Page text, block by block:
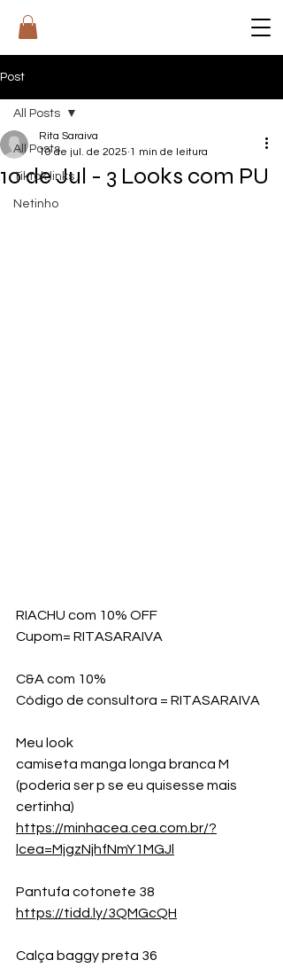
RIT
Post
All Posts
Tiktok links
Netinho
All Posts
10 de Jul - 3 Looks com PU
Rita Saraiva
10 de jul. de 2025 1 min de leitura
RIACHU com 10% OFF
Cupom= RITASARAIVA
C&A com 10%
Código de consultora = RITASARAIVA
Meu look
camiseta manga longa branca M
(poderia ser p se eu quisesse mais
certinha)
https://minhacea.cea.com.br/?
lcea=MjgzNjhfNmY1MGJl
Pantufa cotonete 38
https://tidd.ly/3QMGcQH
Calça baggy preta 36